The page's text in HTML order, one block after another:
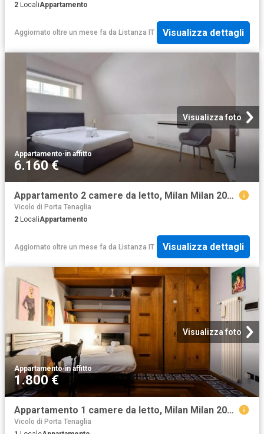
2 LocaliAppartamento
Aggiornato oltre un mese fa da Listanza IT Visualizza dettagli
Visualizza foto
Appartamento·in affitto
6.160 €
Appartamento 2 camere da letto, Milan Milan 20154 DS103092564
Vicolo di Porta Tenaglia
2 LocaliAppartamento
Aggiornato oltre un mese fa da Listanza IT Visualizza dettagli
Visualizza foto
Appartamento·in affitto
1.800 €
Appartamento 1 camere da letto, Milan Milan 20145 ES86670733
Vicolo di Porta Tenaglia